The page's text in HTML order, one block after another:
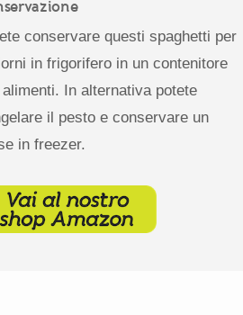
conservare questi spaghetti per
in frigorifero in un contenitore
alimenti. In alternativa potete
il pesto e conservare un
in freezer.